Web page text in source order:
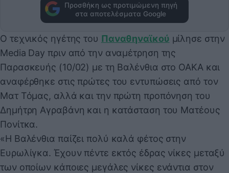
Προσθήκη ως προτιμώμενη πηγή
στα αποτελέσματα Google
Ο τεχνικός ηγέτης του Παναθηναϊκού μίλησε στην
Media Day πριν από την αναμέτρηση της
Παρασκευής (10/02) με τη Βαλένθια στο ΟΑΚΑ και
αναφέρθηκε στις πρώτες του εντυπώσεις από τον
Ματ Τόμας, αλλά και την πρώτη προπόνηση του
Δημήτρη Αγραβάνη και η κατάσταση του Ματέους
Πονίτκα.
«Η Βαλένθια παίζει πολύ καλά φέτος στην
Ευρωλίγκα. Έχουν πέντε εκτός έδρας νίκες μεταξύ
των οποίων κάποιες μεγάλες νίκες ενάντια στον